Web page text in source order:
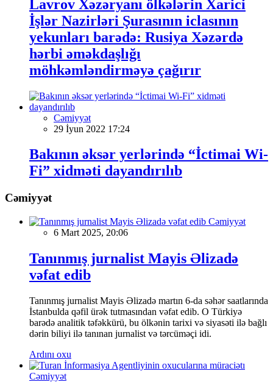
Lavrov Xəzəryanı ölkələrin Xarici
İşlər Nazirləri Şurasının iclasının
yekunları barədə: Rusiya Xəzərdə
hərbi əməkdaşlığı
möhkəmləndirməyə çağırır
Cəmiyyət
29 İyun 2022 17:24
Bakının əksər yerlərində “İctimai Wi-
Fi” xidməti dayandırılıb
Cəmiyyət
Cəmiyyət
6 Mart 2025, 20:06
Tanınmış jurnalist Mayis Əlizadə
vəfat edib
Tanınmış jurnalist Mayis Əlizadə martın 6-da səhər saatlarında
İstanbulda qəfil ürək tutmasından vəfat edib. O Türkiyə
barədə analitik təfəkkürü, bu ölkənin tarixi və siyasəti ilə bağlı
dərin biliyi ilə tanınan jurnalist və tərcüməçi idi.
Ardını oxu
Cəmiyyət